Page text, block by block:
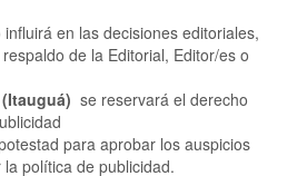
en las decisiones editoriales,
de la Editorial, Editor/es o
se reservará el derecho
para aprobar los auspicios
política de publicidad.